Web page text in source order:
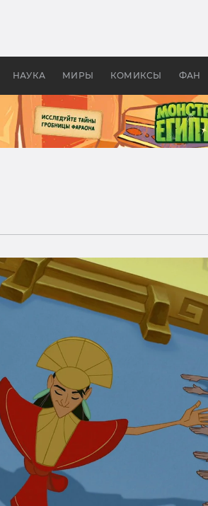
НАУКА МИРЫ КОМИКСЫ ФАН
апокалипсис, в России —